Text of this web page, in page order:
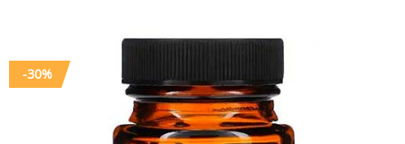
-30%